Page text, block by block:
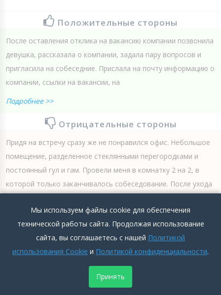
Положительные стороны
После оставления отклика на вакансию компании позвонила
девушка, рассказала о компании, задала пару вопросов и
пригласила на собеседние. Прислала на почту информацию о
компании, ссылки на вакансии, на
Подробнее >>
Отрицательные стороны
Придя на встречу сразу же не понравился офис. Небольшое
помещение, разделенное стеклянными перегородками и
постоянный гул и гам. Провели меня в комнатку 2 на 2, в
которой только заканчивалось собеседование. После ухода
Добавить комментарий
Мы используем файлы cookie для обеспечения
технической работы сайта. Продолжая использование
сайта, вы соглашаетесь с нашей Политикой
использования Cookie и Политикой конфиденциальности.
Принять